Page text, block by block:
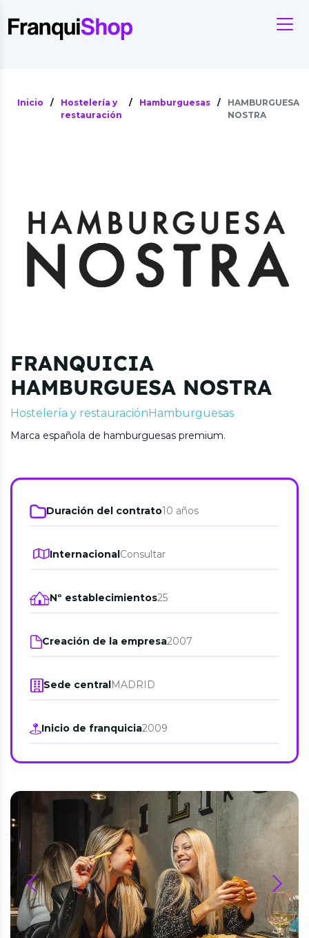
Inicio /
Hostelería y
restauración
/ Hamburguesas /
HAMBURGUESA
NOSTRA
FRANQUICIA
HAMBURGUESA NOSTRA
Hostelería y restauración Hamburguesas
Marca española de hamburguesas premium.
Duración del contrato10 años
InternacionalConsultar
Nº establecimientos25
Creación de la empresa2007
Sede centralMADRID
Inicio de franquicia2009
prev next